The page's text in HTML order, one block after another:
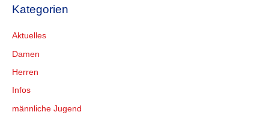
Kategorien
Aktuelles
Damen
Herren
Infos
männliche Jugend